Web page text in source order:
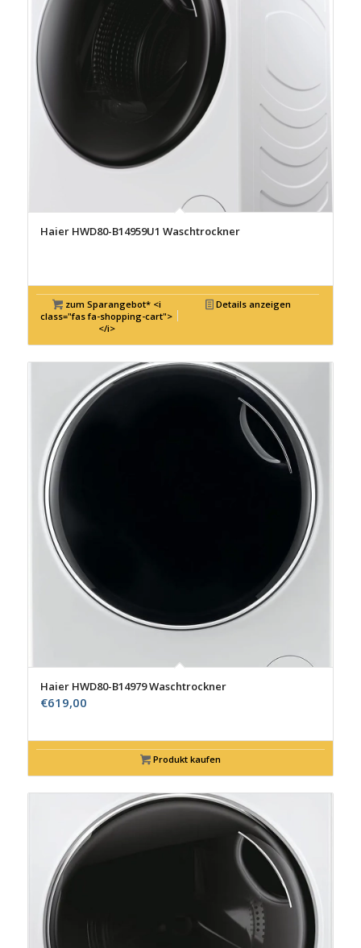
Haier HWD80-B14959U1 Waschtrockner
zum Sparangebot* <i
class="fas fa-shopping-cart">
</i>
Details anzeigen
Haier HWD80-B14979 Waschtrockner
€619,00
Produkt kaufen